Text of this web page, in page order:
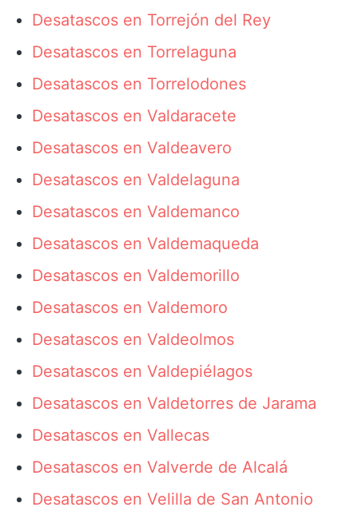
Desatascos en Torrejón del Rey
Desatascos en Torrelaguna
Desatascos en Torrelodones
Desatascos en Valdaracete
Desatascos en Valdeavero
Desatascos en Valdelaguna
Desatascos en Valdemanco
Desatascos en Valdemaqueda
Desatascos en Valdemorillo
Desatascos en Valdemoro
Desatascos en Valdeolmos
Desatascos en Valdepiélagos
Desatascos en Valdetorres de Jarama
Desatascos en Vallecas
Desatascos en Valverde de Alcalá
Desatascos en Velilla de San Antonio